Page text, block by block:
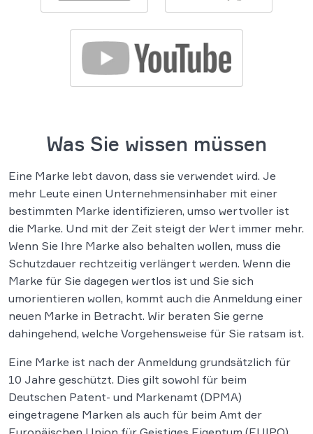
Was Sie wissen müssen
Eine Marke lebt davon, dass sie verwendet wird. Je
mehr Leute einen Unternehmensinhaber mit einer
bestimmten Marke identifizieren, umso wertvoller ist
die Marke. Und mit der Zeit steigt der Wert immer mehr.
Wenn Sie Ihre Marke also behalten wollen, muss die
Schutzdauer rechtzeitig verlängert werden. Wenn die
Marke für Sie dagegen wertlos ist und Sie sich
umorientieren wollen, kommt auch die Anmeldung einer
neuen Marke in Betracht. Wir beraten Sie gerne
dahingehend, welche Vorgehensweise für Sie ratsam ist.
Eine Marke ist nach der Anmeldung grundsätzlich für
10 Jahre geschützt. Dies gilt sowohl für beim
Deutschen Patent- und Markenamt (DPMA)
eingetragene Marken als auch für beim Amt der